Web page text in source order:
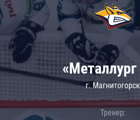
г. Магнитогорск
Тренер: